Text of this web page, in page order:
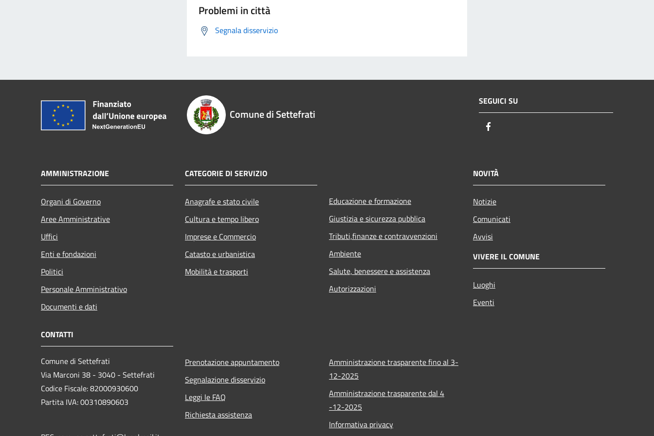
Problemi in città
Segnala disservizio
Comune di Settefrati
SEGUICI SU
AMMINISTRAZIONE
Organi di Governo
Aree Amministrative
Uffici
Enti e fondazioni
Politici
Personale Amministrativo
Documenti e dati
CATEGORIE DI SERVIZIO
Anagrafe e stato civile
Cultura e tempo libero
Imprese e Commercio
Catasto e urbanistica
Mobilità e trasporti
Educazione e formazione
Giustizia e sicurezza pubblica
Tributi,finanze e contravvenzioni
Ambiente
Salute, benessere e assistenza
Autorizzazioni
NOVITÀ
Notizie
Comunicati
Avvisi
VIVERE IL COMUNE
Luoghi
Eventi
CONTATTI
Comune di Settefrati
Via Marconi 38 - 3040 - Settefrati
Codice Fiscale: 82000930600
Partita IVA: 00310890603
Prenotazione appuntamento
Segnalazione disservizio
Leggi le FAQ
Richiesta assistenza
Amministrazione trasparente fino al 3-
12-2025
Amministrazione trasparente dal 4
-12-2025
Informativa privacy